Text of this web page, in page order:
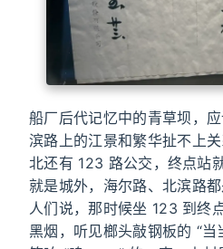
船厂后代记忆中的青草坝，
滨路上的江景和繁华扯不上
北还有 123 路公交，终点站
就是城外，海尔路、北滨路
人们说，那时候坐 123 到终
黑烟，听见榔头敲钢板的 “